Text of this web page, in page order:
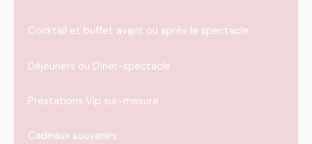
Cocktail et buffet avant ou après le spectacle
Déjeuners ou Dîner-spectacle
Prestations Vip sur-mesure
Cadeaux souvenirs